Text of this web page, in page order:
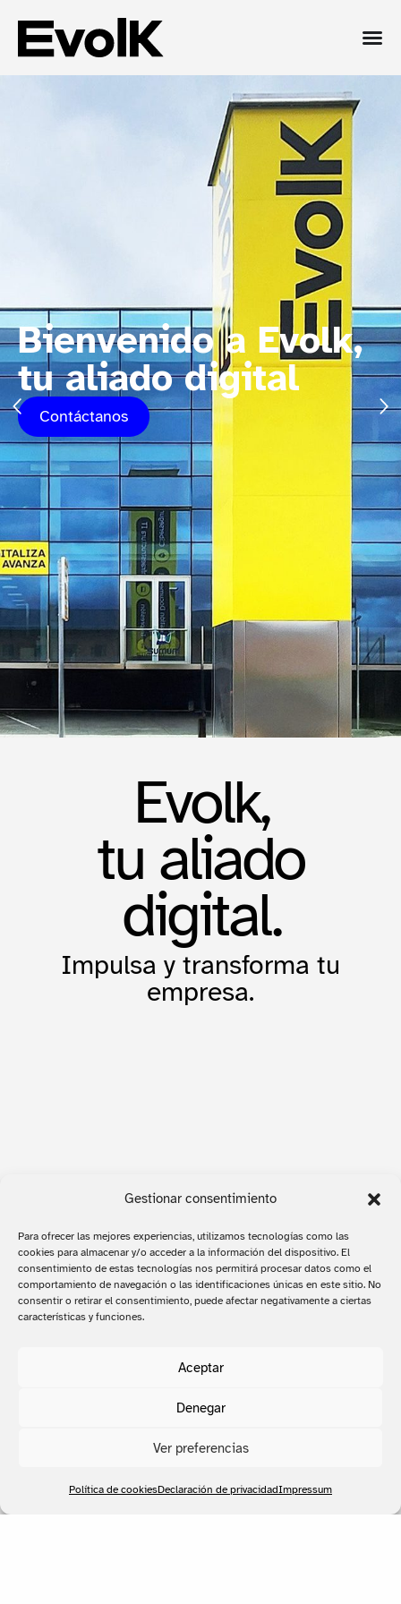
Gestionar consentimiento
Para ofrecer las mejores experiencias, utilizamos tecnologías como las
cookies para almacenar y/o acceder a la información del dispositivo. El
consentimiento de estas tecnologías nos permitirá procesar datos como el
comportamiento de navegación o las identificaciones únicas en este sitio. No
consentir o retirar el consentimiento, puede afectar negativamente a ciertas
características y funciones.
Aceptar
Denegar
Ver preferencias
Política de cookiesDeclaración de privacidadImpressum
Bienvenido a Evolk,
tu aliado digital
Contáctanos
Evolk,
tu aliado
digital.
Impulsa y transforma tu
empresa.